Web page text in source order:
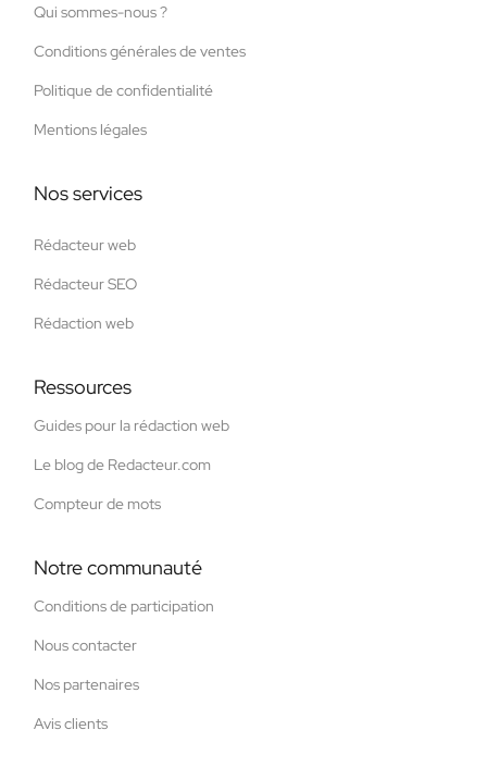
Qui sommes-nous ?
Conditions générales de ventes
Politique de confidentialité
Mentions légales
Nos services
Rédacteur web
Rédacteur SEO
Rédaction web
Ressources
Guides pour la rédaction web
Le blog de Redacteur.com
Compteur de mots
Notre communauté
Conditions de participation
Nous contacter
Nos partenaires
Avis clients